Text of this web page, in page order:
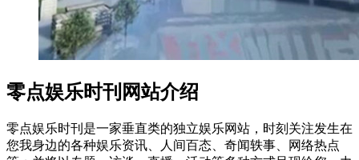
零点娱乐时刊网站介绍
零点娱乐时刊是一家垂直类的独立娱乐网站，时刻关注发生在
您我身边的各种娱乐资讯、人间百态、奇闻轶事、网络热点